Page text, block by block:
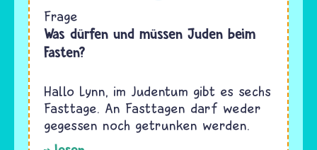
Frage
Was dürfen und müssen Juden beim
Fasten?
Hallo Lynn, im Judentum gibt es sechs
Fasttage. An Fasttagen darf weder
gegessen noch getrunken werden.